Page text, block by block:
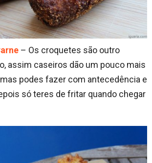
– Os croquetes são outro
assim caseiros dão um pouco mais
podes fazer com antecedência e
só teres de fritar quando chegar